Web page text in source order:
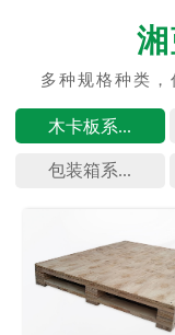
木卡板系...
包装箱系...